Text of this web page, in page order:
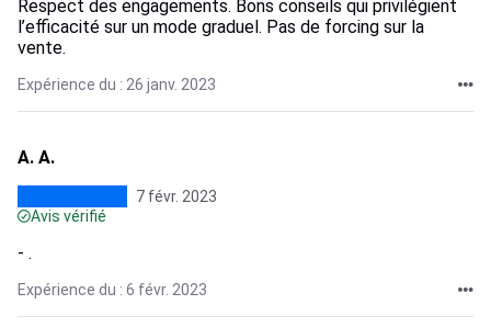
Respect des engagements. Bons conseils qui privilégient
l’efficacité sur un mode graduel. Pas de forcing sur la
vente.
Expérience du : 26 janv. 2023
A. A.
7 févr. 2023
Avis vérifié
- .
Expérience du : 6 févr. 2023